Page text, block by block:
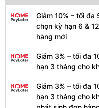
Giảm 10% – tối
chọn kỳ hạn 6 &
hàng mới
Giảm 3% – tối đa
hạn 3 tháng cho
Giảm 3% – tối đa
hạn 3 tháng cho